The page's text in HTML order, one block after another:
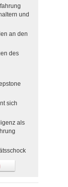
und
an den
des
sich
als